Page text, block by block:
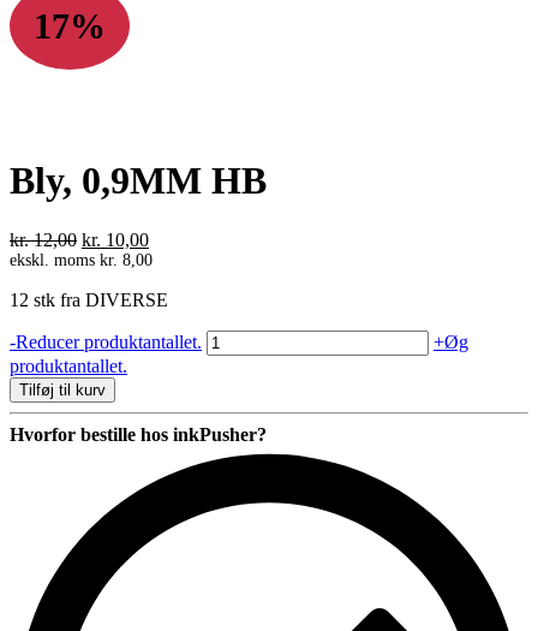
17%
Bly, 0,9MM HB
kr.12,00 Den
oprindelige
var:
kr. 10,00Den
aktuelle
er:
ekskl. moms kr. 8,00
12 stk fra DIVERSE
-Reducer produktantallet. Bly,
0,9MM
+Øg
produktantallet.
Tilføj til kurv
Hvorfor bestille hos inkPusher?